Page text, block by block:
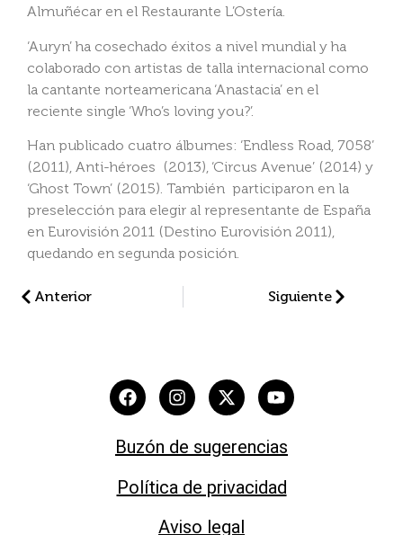
Almuñécar en el Restaurante L’Ostería.
‘Auryn’ ha cosechado éxitos a nivel mundial y ha
colaborado con artistas de talla internacional como
la cantante norteamericana ‘Anastacia’ en el
reciente single ‘Who’s loving you?’.
Han publicado cuatro álbumes: ‘Endless Road, 7058’
(2011), Anti-héroes (2013), ‘Circus Avenue’ (2014) y
‘Ghost Town’ (2015). También participaron en la
preselección para elegir al representante de España
en Eurovisión 2011 (Destino Eurovisión 2011),
quedando en segunda posición.
Anterior Siguiente
Buzón de sugerencias
Política de privacidad
Aviso legal